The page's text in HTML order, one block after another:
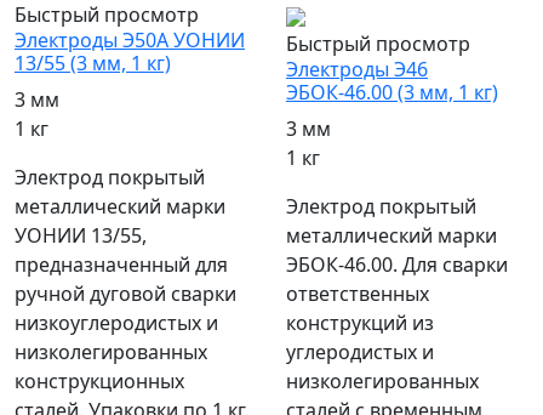
Быстрый просмотр
Электроды Э50А УОНИИ
13/55 (3 мм, 1 кг)
3 мм
1 кг
Электрод покрытый
металлический марки
УОНИИ 13/55,
предназначенный для
ручной дуговой сварки
низкоуглеродистых и
низколегированных
конструкционных
Быстрый просмотр
Электроды Э46
ЭБОК-46.00 (3 мм, 1 кг)
3 мм
1 кг
Электрод покрытый
металлический марки
ЭБОК-46.00. Для сварки
ответственных
конструкций из
углеродистых и
низколегированных